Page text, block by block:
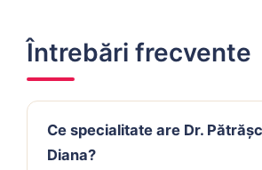
Întrebări frecvente
Ce specialitate are Dr.
Diana?